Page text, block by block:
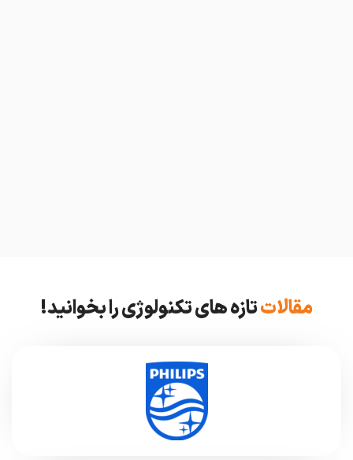
مقالاتتازه های تکنولوژی را بخوانید!